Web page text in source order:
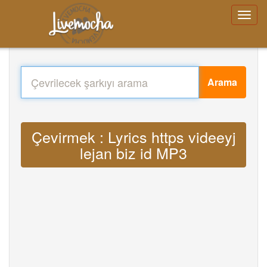
Arama
Çevirmek : Lyrics https videeyj
lejan biz id MP3